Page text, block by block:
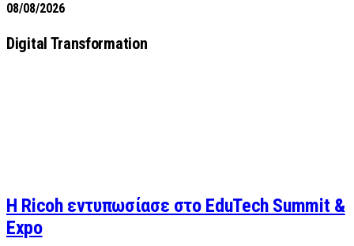
08/08/2026
Digital Transformation
Η Ricoh εντυπωσίασε στο EduTech Summit &
Expo